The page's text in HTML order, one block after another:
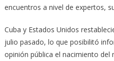
encuentros a nivel de expertos,
Cuba y Estados Unidos
julio pasado, lo que posibilitó
opinión pública el nacimiento del